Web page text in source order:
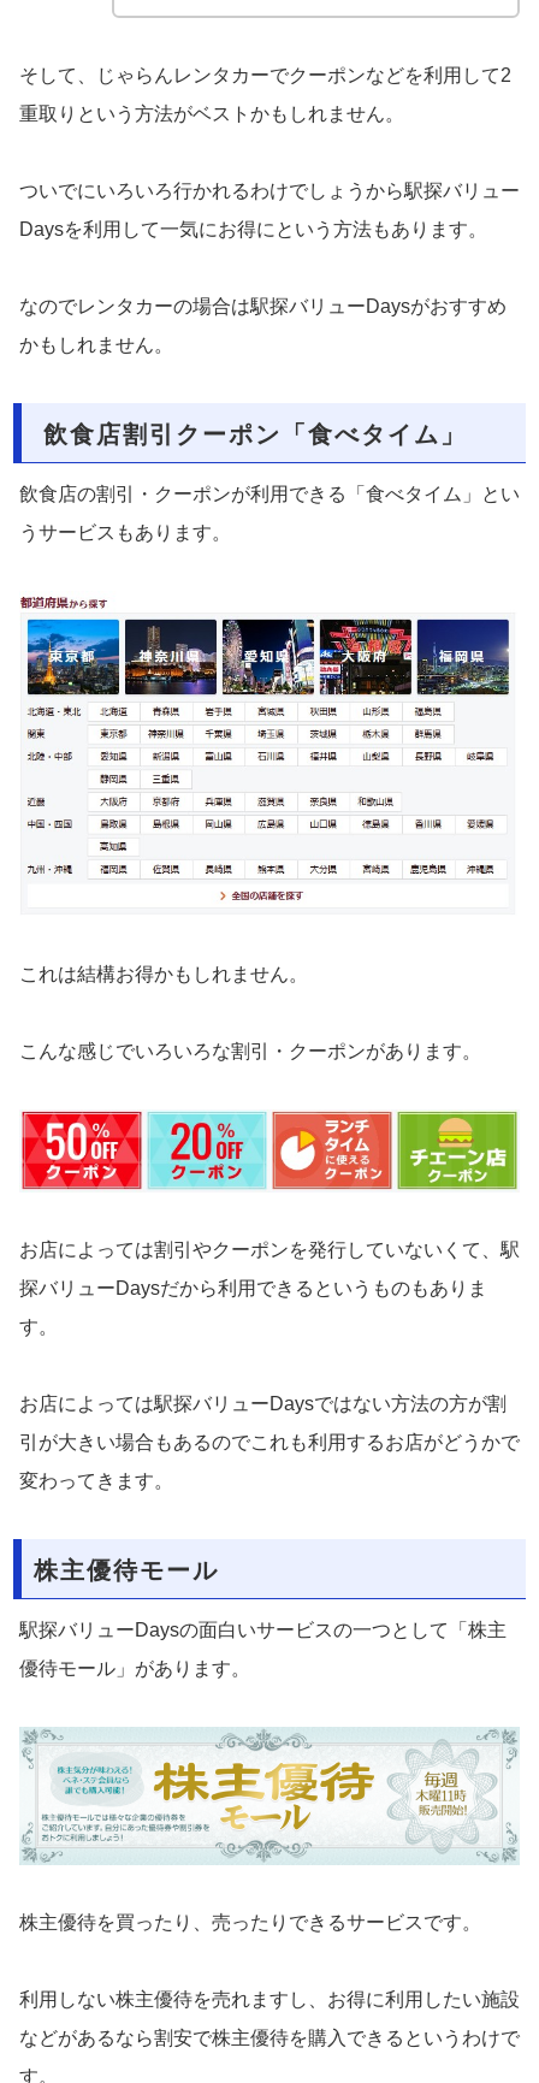
そして、じゃらんレンタカーでクーポンなどを利用して2
重取りという方法がベストかもしれません。
ついでにいろいろ行かれるわけでしょうから駅探バリュー
Daysを利用して一気にお得にという方法もあります。
なのでレンタカーの場合は駅探バリューDaysがおすすめ
かもしれません。
飲食店割引クーポン「食べタイム」
飲食店の割引・クーポンが利用できる「食べタイム」とい
うサービスもあります。
これは結構お得かもしれません。
こんな感じでいろいろな割引・クーポンがあります。
お店によっては割引やクーポンを発行していないくて、駅
探バリューDaysだから利用できるというものもありま
す。
お店によっては駅探バリューDaysではない方法の方が割
引が大きい場合もあるのでこれも利用するお店がどうかで
変わってきます。
株主優待モール
駅探バリューDaysの面白いサービスの一つとして「株主
優待モール」があります。
株主優待を買ったり、売ったりできるサービスです。
利用しない株主優待を売れますし、お得に利用したい施設
などがあるなら割安で株主優待を購入できるというわけで
す。